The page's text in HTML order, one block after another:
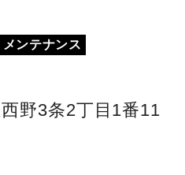
メンテナンス
野3条2丁目1番11